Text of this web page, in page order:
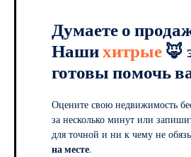
Думаете о
Нашихитрые🦊
готовы помочь
Оцените свою недвижимость
за несколько минут или
для точной и ни к чему не
на месте.